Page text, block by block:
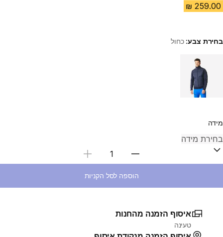
בחירת צבע:כחול
Choose a variant
מידה
בחירת כמות
הוספה לסל הקניות
איסוף הזמנה מהחנות
טעינה